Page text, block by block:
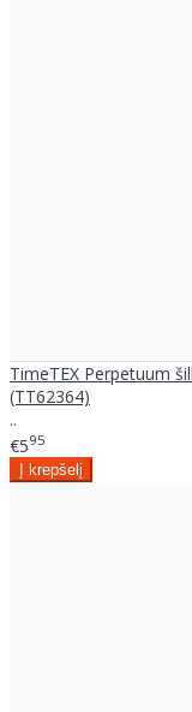
TimeTEX Perpetuum
(TT62364)
..
€595